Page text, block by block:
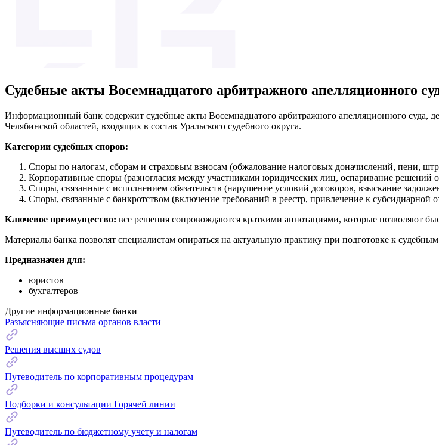
Судебные акты Восемнадцатого арбитражного апелляционного
Информационный банк содержит судебные акты Восемнадцатого арбитражного апелляционного суда,
Челябинской областей, входящих в состав Уральского судебного округа.
Категории судебных споров:
Споры по налогам, сборам и страховым взносам (обжалование налоговых доначислений, пени,
Корпоративные споры (разногласия между участниками юридических лиц, оспаривание
Споры, связанные с исполнением обязательств (нарушение условий договоров, взыскание
Споры, связанные с банкротством (включение требований в реестр, привлечение к субсидиарной
Ключевое преимущество: все решения сопровождаются краткими аннотациями, которые позволяют
Материалы банка позволят специалистам опираться на актуальную практику при подготовке к
Предназначен для:
юристов
бухгалтеров
Другие информационные банки
Разъясняющие письма органов власти
Решения высших судов
Путеводитель по корпоративным процедурам
Подборки и консультации Горячей линии
Путеводитель по бюджетному учету и налогам